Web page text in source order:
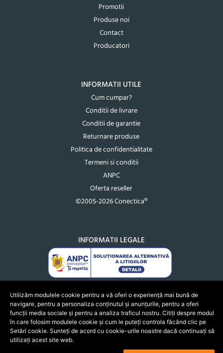
Promotii
Produse noi
Contact
Producatori
INFORMATII UTILE
Cum cumpar?
Conditii de livrare
Conditii de garantie
Returnare produse
Politica de confidentialitate
Termeni si conditii
ANPC
Oferta reseller
©2005-2026 Conectica®
INFORMATII LEGALE
Utilizăm modulele cookie pentru a vă oferi o experiență mai bună de
navigare, pentru a personaliza conținutul și anunțurile, pentru a oferi
funcții media sociale și pentru a analiza traficul nostru. Citiți despre modul
în care folosim modulele cookie și cum le puteți controla făcând clic pe
Setări cookie. Sunteți de acord cu cookie-urile noastre dacă continuați să
utilizați acest site web.